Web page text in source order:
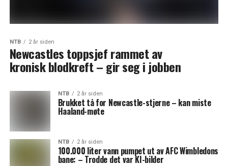
NTB 2 år siden
Newcastles toppsjef rammet av
kronisk blodkreft – gir seg i jobben
NTB 2 år siden
Brukket tå for Newcastle-stjerne – kan miste
Haaland-møte
NTB 2 år siden
100.000 liter vann pumpet ut av AFC Wimbledons
bane: – Trodde det var KI-bilder